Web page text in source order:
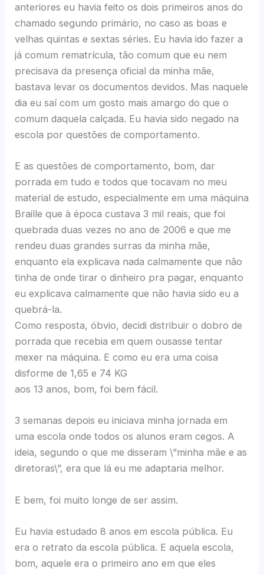
anteriores eu havia feito os dois primeiros anos do
chamado segundo primário, no caso as boas e
velhas quintas e sextas séries. Eu havia ido fazer a
já comum rematrícula, tão comum que eu nem
precisava da presença oficial da minha mãe,
bastava levar os documentos devidos. Mas naquele
dia eu saí com um gosto mais amargo do que o
comum daquela calçada. Eu havia sido negado na
escola por questões de comportamento.
E as questões de comportamento, bom, dar
porrada em tudo e todos que tocavam no meu
material de estudo, especialmente em uma máquina
Braille que à época custava 3 mil reais, que foi
quebrada duas vezes no ano de 2006 e que me
rendeu duas grandes surras da minha mãe,
enquanto ela explicava nada calmamente que não
tinha de onde tirar o dinheiro pra pagar, enquanto
eu explicava calmamente que não havia sido eu a
quebrá-la.
Como resposta, óbvio, decidi distribuir o dobro de
porrada que recebia em quem ousasse tentar
mexer na máquina. E como eu era uma coisa
disforme de 1,65 e 74 KG
aos 13 anos, bom, foi bem fácil.
3 semanas depois eu iniciava minha jornada em
uma escola onde todos os alunos eram cegos. A
ideia, segundo o que me disseram \”minha mãe e as
diretoras\”, era que lá eu me adaptaria melhor.
E bem, foi muito longe de ser assim.
Eu havia estudado 8 anos em escola pública. Eu
era o retrato da escola pública. E aquela escola,
bom, aquele era o primeiro ano em que eles